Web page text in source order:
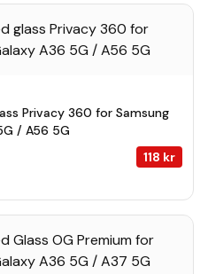
Privacy 360 for Samsung
/ A56 5G
118 kr